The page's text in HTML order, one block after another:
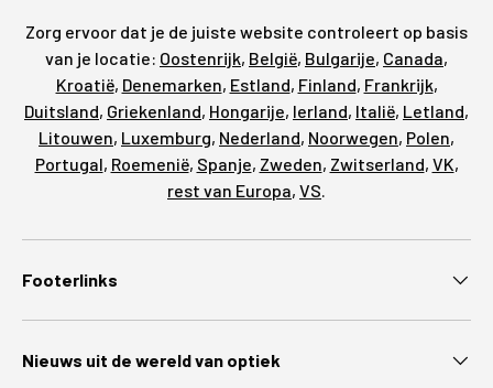
Zorg ervoor dat je de juiste website controleert op basis
van je locatie: Oostenrijk, België, Bulgarije, Canada,
Kroatië, Denemarken, Estland, Finland, Frankrijk,
Duitsland, Griekenland, Hongarije, Ierland, Italië, Letland,
Litouwen, Luxemburg, Nederland, Noorwegen, Polen,
Portugal, Roemenië, Spanje, Zweden, Zwitserland, VK,
rest van Europa, VS.
Footerlinks
Nieuws uit de wereld van optiek